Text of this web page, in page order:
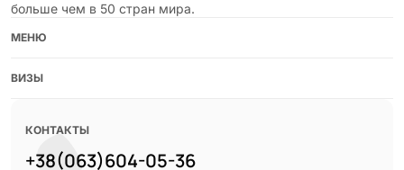
больше чем в 50 стран мира.
МЕНЮ
ВИЗЫ
КОНТАКТЫ
+38(063)604-05-36